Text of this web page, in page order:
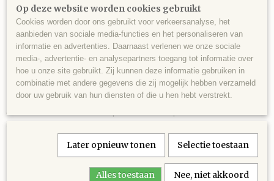
EAN code
xxx4minitrack
Productcode leverancier
xxx4minitrack
Netto gewicht
110,00 g
Bruto gewicht
TRACKLEMENTS GIFTSET 4
MINI'S verpakt in folie
TRACKLEMENTS GIFTSET 4 MINI'S verpakt
in folie ---binnenkort weer op voorraad---
4 mini's van Tracklements verpakt in folie. Het perfecte cadeau voor
iemand die van hartig lekkers houdt.
1x mini Robust Wholegrain Mustard 25 gram
1x mini Strong English Mustard 25 gram
1x mini Fresh Chilli Jam 28 gram
Op deze website worden cookies gebruikt
Cookies worden door ons gebruikt voor verkeersanalyse, het
aanbieden van sociale media-functies en het personaliseren van
informatie en advertenties. Daarnaast verlenen we onze sociale
media-, advertentie- en analysepartners toegang tot informatie over
hoe u onze site gebruikt. Zij kunnen deze informatie gebruiken in
combinatie met andere gegevens die zij mogelijk hebben verzameld
door uw gebruik van hun diensten of die u hen hebt verstrekt.
Later opnieuw tonen Selectie toestaan
Alles toestaan Nee, niet akkoord